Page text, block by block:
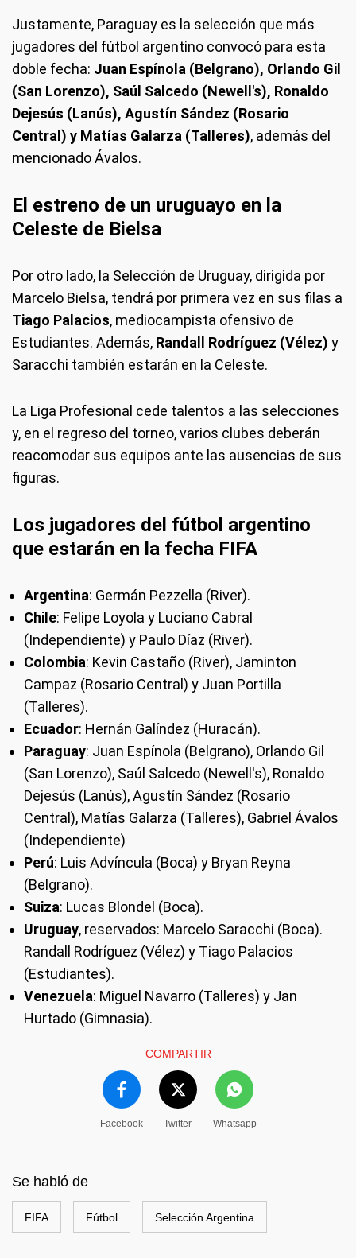
Justamente, Paraguay es la selección que más
jugadores del fútbol argentino convocó para esta
doble fecha: Juan Espínola (Belgrano), Orlando Gil
(San Lorenzo), Saúl Salcedo (Newell's), Ronaldo
Dejesús (Lanús), Agustín Sández (Rosario
Central) y Matías Galarza (Talleres), además del
mencionado Ávalos.
El estreno de un uruguayo en la
Celeste de Bielsa
Por otro lado, la Selección de Uruguay, dirigida por
Marcelo Bielsa, tendrá por primera vez en sus filas a
Tiago Palacios, mediocampista ofensivo de
Estudiantes. Además, Randall Rodríguez (Vélez) y
Saracchi también estarán en la Celeste.
La Liga Profesional cede talentos a las selecciones
y, en el regreso del torneo, varios clubes deberán
reacomodar sus equipos ante las ausencias de sus
figuras.
Los jugadores del fútbol argentino
que estarán en la fecha FIFA
Argentina: Germán Pezzella (River).
Chile: Felipe Loyola y Luciano Cabral
(Independiente) y Paulo Díaz (River).
Colombia: Kevin Castaño (River), Jaminton
Campaz (Rosario Central) y Juan Portilla
(Talleres).
Ecuador: Hernán Galíndez (Huracán).
Paraguay: Juan Espínola (Belgrano), Orlando Gil
(San Lorenzo), Saúl Salcedo (Newell's), Ronaldo
Dejesús (Lanús), Agustín Sández (Rosario
Central), Matías Galarza (Talleres), Gabriel Ávalos
(Independiente)
Perú: Luis Advíncula (Boca) y Bryan Reyna
(Belgrano).
Suiza: Lucas Blondel (Boca).
Uruguay, reservados: Marcelo Saracchi (Boca).
Randall Rodríguez (Vélez) y Tiago Palacios
(Estudiantes).
Venezuela: Miguel Navarro (Talleres) y Jan
Hurtado (Gimnasia).
COMPARTIR
Facebook Twitter Whatsapp
Se habló de
FIFA Fútbol Selección Argentina